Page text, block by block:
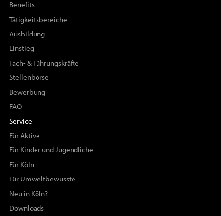
Benefits
Tätigkeitsbereiche
Ausbildung
Einstieg
Fach- & Führungskräfte
Stellenbörse
Bewerbung
FAQ
Service
Für Aktive
Für Kinder und Jugendliche
Für Köln
Für Umweltbewusste
Neu in Köln?
Downloads